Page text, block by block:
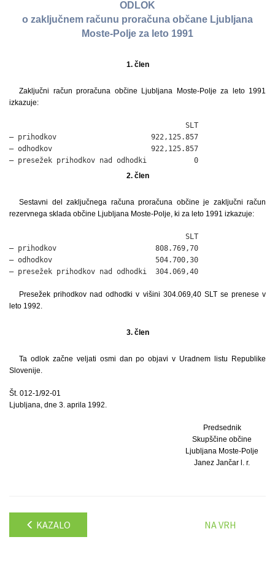
ODLOK
o zaključnem računu proračuna občane Ljubljana
Moste-Polje za leto 1991
1. člen
Zaključni račun proračuna občine Ljubljana Moste-Polje za leto 1991
izkazuje:
SLT
– prihodkov                      922,125.857
– odhodkov                       922,125.857
– presežek prihodkov nad odhodki           0
2. člen
Sestavni del zaključnega računa proračuna občine je zaključni račun
rezervnega sklada občine Ljubljana Moste-Polje, ki za leto 1991 izkazuje:
SLT
– prihodkov                       808.769,70
– odhodkov                        504.700,30
– presežek prihodkov nad odhodki  304.069,40
Presežek prihodkov nad odhodki v višini 304.069,40 SLT se prenese v
leto 1992.
3. člen
Ta odlok začne veljati osmi dan po objavi v Uradnem listu Republike
Slovenije.
Št. 012-1/92-01
Ljubljana, dne 3. aprila 1992.
Predsednik
Skupščine občine
Ljubljana Moste-Polje
Janez Jančar l. r.
KAZALO NA VRH